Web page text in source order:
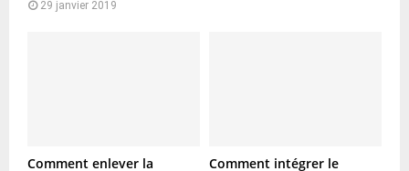
29 janvier 2019
Comment enlever la
Comment intégrer le